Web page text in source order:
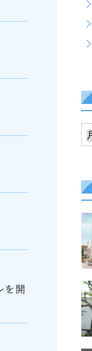
を開